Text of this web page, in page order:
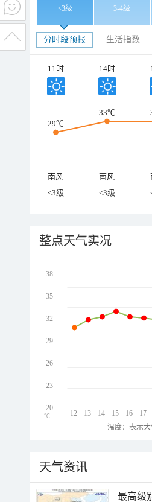
<3级 3-4级
分时段预报 生活指数
11时 14时
29℃
33℃
南风 南风
<3级
<3级
整点天气实况
12 13 14 15 16 17
38
35
32
29
26
23
20
℃
温度：表示
天气资讯
最高级